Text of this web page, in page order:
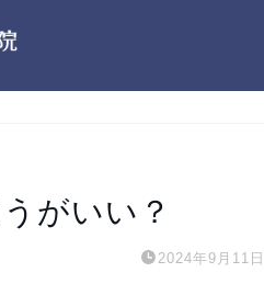
がいい？
2024年9月11日